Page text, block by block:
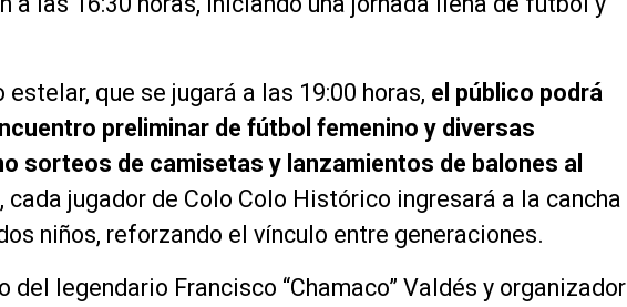
que se jugará a las 19:00 horas, el público podrá
preliminar de fútbol femenino y diversas
sorteos de camisetas y lanzamientos de balones al
cada jugador de Colo Colo Histórico ingresará a la cancha
niños, reforzando el vínculo entre generaciones.
del legendario Francisco “Chamaco” Valdés y organizador